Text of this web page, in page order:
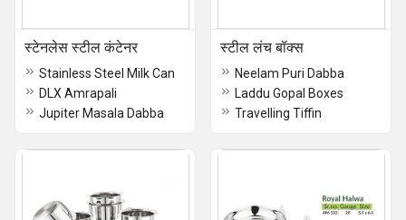
स्टेनलेस स्टील कंटेनर
Stainless Steel Milk Can
DLX Amrapali
Jupiter Masala Dabba
स्टील लंच बॉक्स
Neelam Puri Dabba
Laddu Gopal Boxes
Travelling Tiffin